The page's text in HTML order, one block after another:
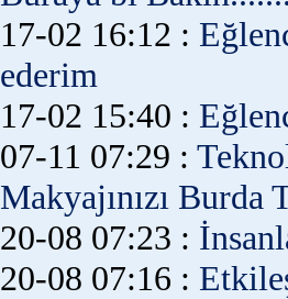
17-02 16:12 :
ederim
17-02 15:40 :
07-11 07:29 :
Makyajınızı Burda
20-08 07:23 :
20-08 07:16 :